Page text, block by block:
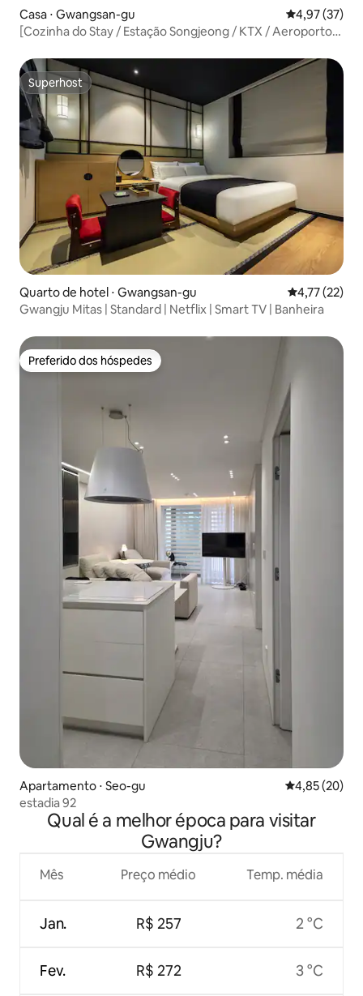
Casa ⋅ Gwangsan-gu 4,97 de uma
4,97 (37)
[Cozinha do Stay / Estação Songjeong / KTX / Aeroporto
Superhost
Superhost
Quarto de hotel ⋅ Gwangsan-gu 4,77 de uma
4,77 (22)
Gwangju Mitas | Standard | Netflix | Smart TV | Banheira
Preferido dos hóspedes
Preferido dos hóspedes
Apartamento ⋅ Seo-gu 4,85 de uma
4,85 (20)
estadia 92
Qual é a melhor época para visitar
Gwangju?
Mês
Jan.
Fev.
Preço médio
R$ 257
R$ 272
Temp. média
2 °C
3 °C